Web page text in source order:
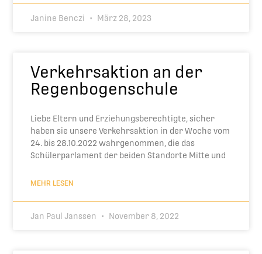
Janine Benczi März 28, 2023
Verkehrsaktion an der
Regenbogenschule
Liebe Eltern und Erziehungsberechtigte, sicher
haben sie unsere Verkehrsaktion in der Woche vom
24. bis 28.10.2022 wahrgenommen, die das
Schülerparlament der beiden Standorte Mitte und
MEHR LESEN
Jan Paul Janssen November 8, 2022